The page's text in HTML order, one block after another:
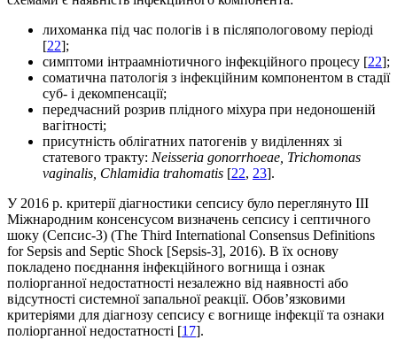
лихоманка під час пологів і в післяпологовому періоді
[22];
симптоми інтраамніотичного інфекційного процесу [22];
соматична патологія з інфекційним компонентом в стадії
суб- і декомпенсації;
передчасний розрив плідного міхура при недоношеній
вагітності;
присутність облігатних патогенів у виділеннях зі
статевого тракту: Neisseria gonorrhoeae, Trichomonas
vaginalis, Chlamidia trahomatis [22, 23].
У 2016 р. критерії діагностики сепсису було переглянуто ІІІ
Міжнародним консенсусом визначень сепсису і септичного
шоку (Сепсис-3) (The Third International Consensus Definitions
for Sepsis and Septic Shock [Sepsis-3], 2016). В їх основу
покладено поєднання інфекційного вогнища і ознак
поліорганної недостатності незалежно від наявності або
відсутності системної запальної реакції. Обов’язковими
критеріями для діагнозу сепсису є вогнище інфекції та ознаки
поліорганної недостатності [17].